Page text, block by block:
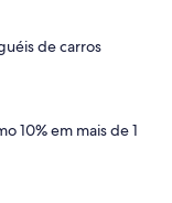
de carros
10% em mais de 1